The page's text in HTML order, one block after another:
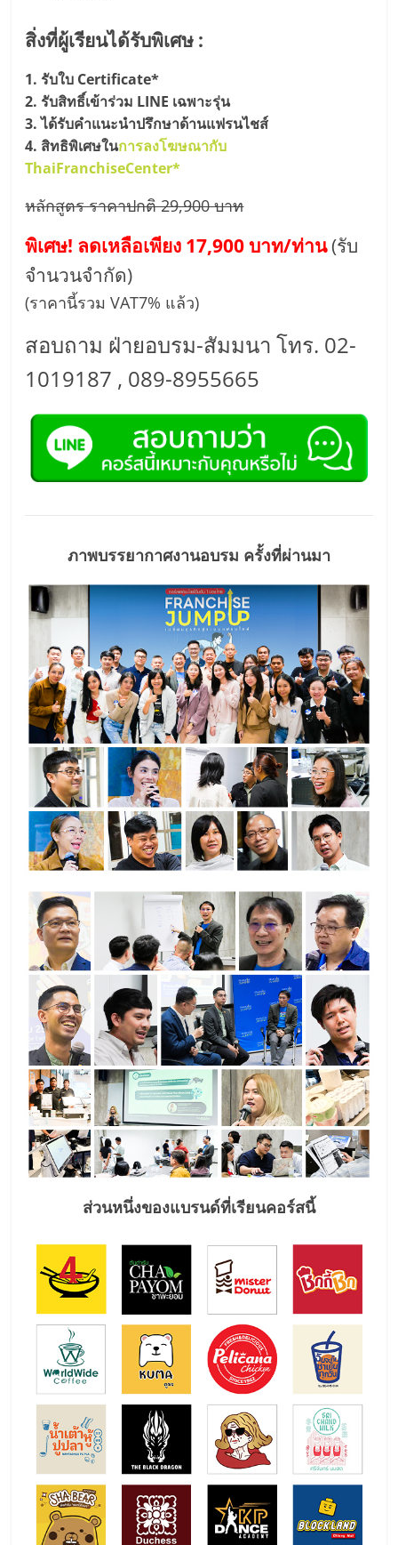
รวม
แฟ
รน
ไชส์
พร้อม
ทำเล
สำหรับ
เปิด
ร้าน
ฟรี,
บริการ
พัฒนา
ระบบ
รน
ไชส์"
สิ่งที่ผู้เรียนได้รับพิเศษ :
1. รับใบ Certificate*
2. รับสิทธิ์เข้าร่วม LINE เฉพาะรุ่น
3. ได้รับคำแนะนำปรึกษาด้านแฟรนไชส์
4. สิทธิพิเศษในการลงโฆษณากับ
ThaiFranchiseCenter*
หลักสูตร ราคาปกติ 29,900 บาท
พิเศษ! ลดเหลือเพียง 17,900 บาท/ท่าน(รับ
จำนวนจำกัด)
(ราคานี้รวม VAT7% แล้ว)
สอบถาม ฝ่ายอบรม-สัมมนา โทร. 02-
1019187 , 089-8955665
ภาพบรรยากาศงานอบรม ครั้งที่ผ่านมา
ส่วนหนึ่งของแบรนด์ที่เรียนคอร์สนี้